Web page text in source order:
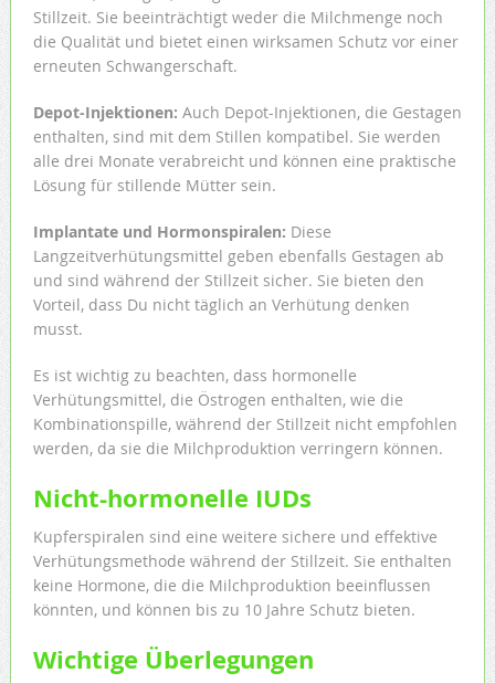
Stillzeit. Sie beeinträchtigt weder die Milchmenge noch
die Qualität und bietet einen wirksamen Schutz vor einer
erneuten Schwangerschaft.
Depot-Injektionen: Auch Depot-Injektionen, die Gestagen
enthalten, sind mit dem Stillen kompatibel. Sie werden
alle drei Monate verabreicht und können eine praktische
Lösung für stillende Mütter sein.
Implantate und Hormonspiralen: Diese
Langzeitverhütungsmittel geben ebenfalls Gestagen ab
und sind während der Stillzeit sicher. Sie bieten den
Vorteil, dass Du nicht täglich an Verhütung denken
musst.
Es ist wichtig zu beachten, dass hormonelle
Verhütungsmittel, die Östrogen enthalten, wie die
Kombinationspille, während der Stillzeit nicht empfohlen
werden, da sie die Milchproduktion verringern können.
Nicht-hormonelle IUDs
Kupferspiralen sind eine weitere sichere und effektive
Verhütungsmethode während der Stillzeit. Sie enthalten
keine Hormone, die die Milchproduktion beeinflussen
könnten, und können bis zu 10 Jahre Schutz bieten.
Wichtige Überlegungen